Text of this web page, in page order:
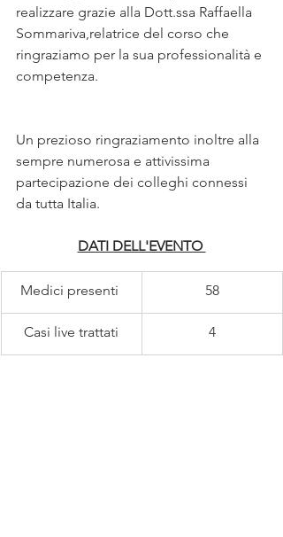
realizzare grazie alla Dott.ssa Raffaella
Sommariva,relatrice del corso che
ringraziamo per la sua professionalità e
competenza.
Un prezioso ringraziamento inoltre alla
sempre numerosa e attivissima
partecipazione dei colleghi connessi
da tutta Italia.
DATI DELL'EVENTO
Medici presenti 58
Casi live trattati 4